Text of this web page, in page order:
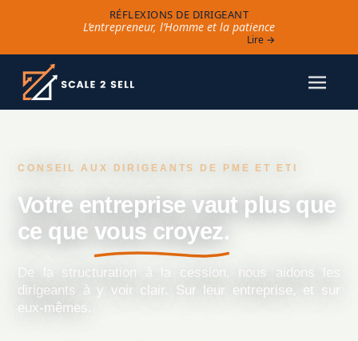
RÉFLEXIONS DE DIRIGEANT
L’entrepreneur, l’Homme et la patience
Lire →
CONSEIL AUX DIRIGEANTS DE PME ET ETI
Votre entreprise vaut plus que
ce que vous croyez.
De la structuration à la cession, nous aidons les
dirigeants à y voir clair. Sur leur entreprise, et sur
eux-mêmes.